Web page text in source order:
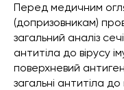
Перед медичним
(допризовникам)
загальний аналіз
антитіла до вірусу
поверхневий
загальні антитіла